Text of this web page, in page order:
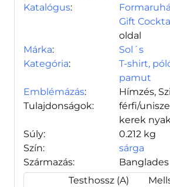
Katalógus:
Gift
oldal
Márka:
Sol´s
Kategória:
T-shirt,
pamut
Emblémázás:
Hímzés,
Tulajdonságok:
férfi/
kerek
Súly:
0.212 kg
Szín:
sárga
Származás:
Banglades
Testhossz (A)